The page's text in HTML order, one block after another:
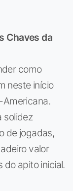
Chaves da
como
neste início
Americana.
solidez
de jogadas,
valor
do apito inicial.